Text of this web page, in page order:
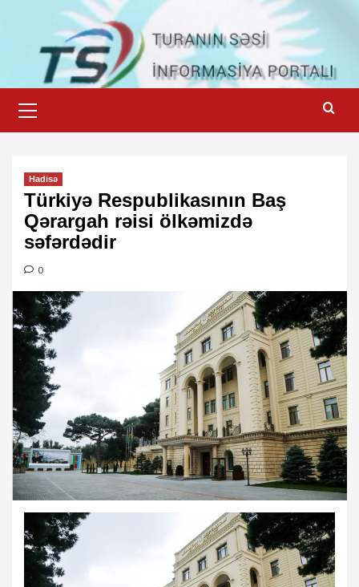
content
Menu
Hadisə
Türkiyə Respublikasının Baş
Qərargah rəisi ölkəmizdə
səfərdədir
0